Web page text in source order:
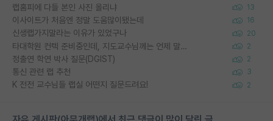
랩홈피에 다들 본인 사진 올리냐 13
이사이트가 처음엔 정말 도움많이됐는데 16
신생랩가지말라는 이유가 있었구나 20
타대학원 컨텍 준비중인데, 지도교수님께는 언제 말씀드려야 할까요? 2
정출연 학연 박사 질문(DGIST) 2
통신 관련 랩 추천 3
K 전전 교수님들 랩실 어떤지 질문드려요! 2